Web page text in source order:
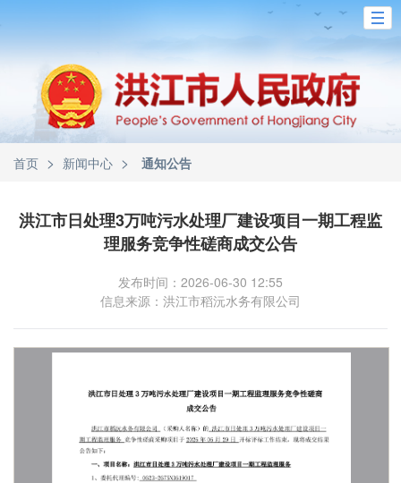
首页 > 新闻中心 > 通知公告
洪江市日处理3万吨污水处理厂建设项目一期工程监
理服务竞争性磋商成交公告
发布时间：2026-06-30 12:55
信息来源：洪江市稻沅水务有限公司